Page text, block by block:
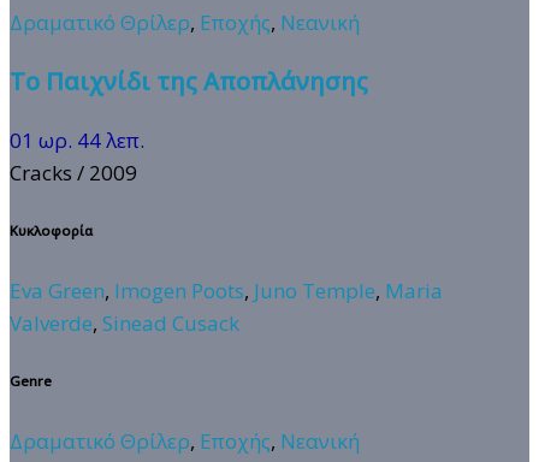
Δραματικό Θρίλερ, Εποχής, Νεανική
Το Παιχνίδι της Αποπλάνησης
01 ωρ. 44 λεπ.
Cracks / 2009
Κυκλοφορία
Eva Green, Imogen Poots, Juno Temple, Maria
Valverde, Sinead Cusack
Genre
Δραματικό Θρίλερ, Εποχής, Νεανική